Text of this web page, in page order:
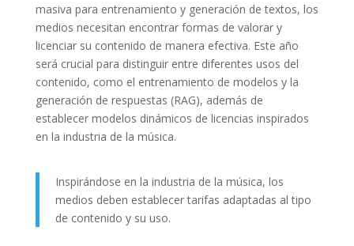
masiva para entrenamiento y generación de textos, los
medios necesitan encontrar formas de valorar y
licenciar su contenido de manera efectiva. Este año
será crucial para distinguir entre diferentes usos del
contenido, como el entrenamiento de modelos y la
generación de respuestas (RAG), además de
establecer modelos dinámicos de licencias inspirados
en la industria de la música.
Inspirándose en la industria de la música, los
medios deben establecer tarifas adaptadas al tipo
de contenido y su uso.